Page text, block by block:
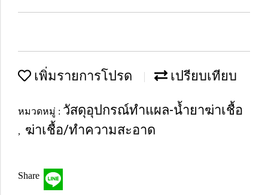
เพิ่มรายการโปรด เปรียบเทียบ
หมวดหมู่ : วัสดุอุปกรณ์ทำแผล-น้ำยาฆ่าเชื้อ
, ฆ่าเชื้อ/ทำความสะอาด
Share